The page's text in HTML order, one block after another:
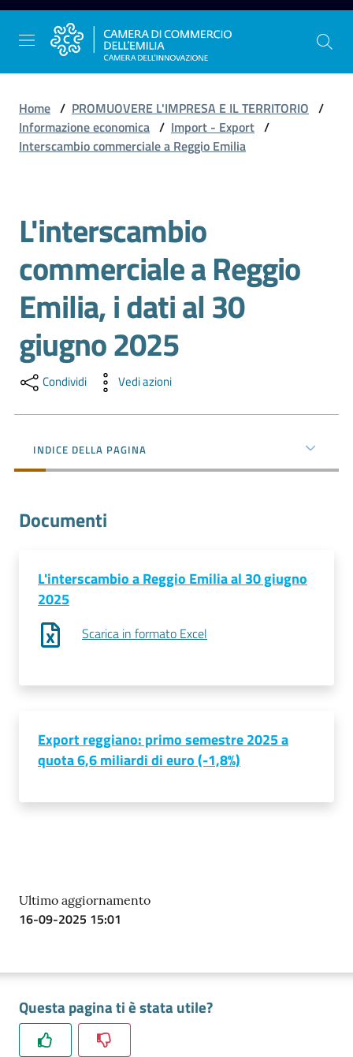
Vai al contenuto
Vai alla navigazione
Vai al footer
Gestire
l'impresa
Promuovere
l'impresa
e
territorio
e
L'impresa
Prenotazioni
Accedi
Registrati
Home / PROMUOVERE L'IMPRESA E IL TERRITORIO /
Informazione economica / Import - Export /
Interscambio commerciale a Reggio Emilia
Salta al contenuto
L'interscambio
commerciale a Reggio
Emilia, i dati al 30
giugno 2025
Condividi Vedi azioni
INDICE DELLA PAGINA
Documenti
L'interscambio a Reggio Emilia al 30 giugno
2025
Scarica in formato Excel
Export reggiano: primo semestre 2025 a
quota 6,6 miliardi di euro (-1,8%)
Ultimo aggiornamento
16-09-2025 15:01
Questa pagina ti è stata utile?